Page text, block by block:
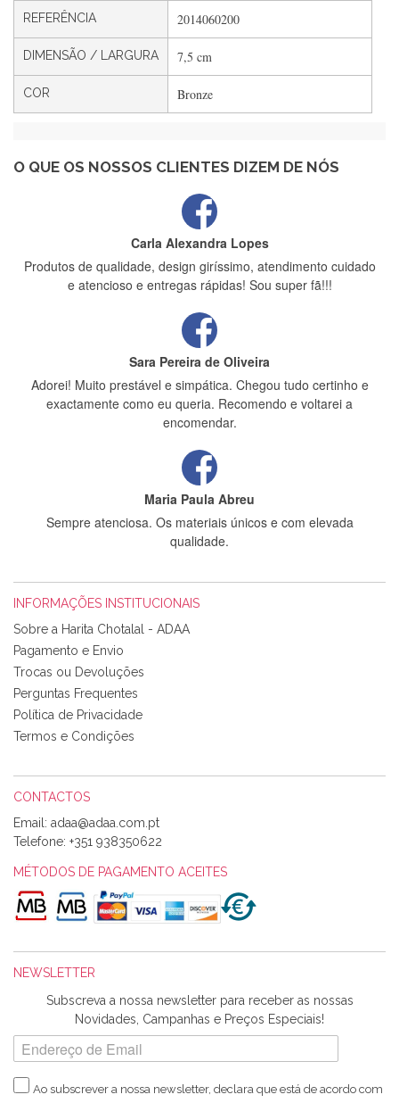
REFERÊNCIA 2014060200
DIMENSÃO / LARGURA 7,5 cm
COR Bronze
O QUE OS NOSSOS CLIENTES DIZEM DE NÓS
Rápido, atendimento 5*. Hoje chegará a segunda encomenda
feita de muitas certamente❤️
estrelas
Carla Alexandra Lopes
Produtos de qualidade, design giríssimo, atendimento cuidado
e atencioso e entregas rápidas! Sou super fã!!!
Sara Pereira de Oliveira
Adorei! Muito prestável e simpática. Chegou tudo certinho e
exactamente como eu queria. Recomendo e voltarei a
encomendar.
Maria Paula Abreu
Sempre atenciosa. Os materiais únicos e com elevada
qualidade.
Tudo chegou em condições, pois os produtos vieram muito
bem acondicionados. Estou plenamente satisfeita com os
produtos adquiridos. Relativamente à bolsa, tem um tecido
com um padrão e cores muito bonitas e a execução está
perfeitíssima. Futuramente penso voltar a comprar na vossa
loja, têm excelentes artigos a um preço muito justo. A
Alexandra Morais
Olá boa Noite. Os meus tecidos chegaram hoje. Muito
obrigada pelo miminho que dá um jeitaço pras minhas linhas
de bordar e não sei o que pões nos tecidos, mas que cheiram
maravilhosamente ... cheiram! :) Muito Obrigada.
Harita a minha encomenda já chegou. :) Muito obrigada pela
rapidez no envio, pela qualidade dos materiais que me
enviaste e pela simpatia de sempre. :)
INFORMAÇÕES INSTITUCIONAIS
Sobre a Harita Chotalal - ADAA
Pagamento e Envio
Trocas ou Devoluções
Perguntas Frequentes
Política de Privacidade
Termos e Condições
CONTACTOS
Email:
Telefone: +351 938350622
MÉTODOS DE PAGAMENTO ACEITES
NEWSLETTER
Subscreva a nossa newsletter para receber as nossas
Novidades, Campanhas e Preços Especiais!
Ao subscrever a nossa newsletter, declara que está de acordo com